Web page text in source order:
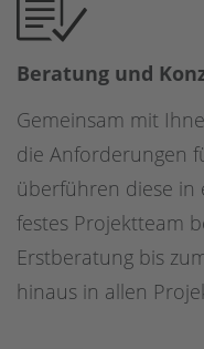
Beratung und
Gemeinsam mit
die Anforderungen
überführen diese in
festes Projektteam
Erstberatung bis
hinaus in allen